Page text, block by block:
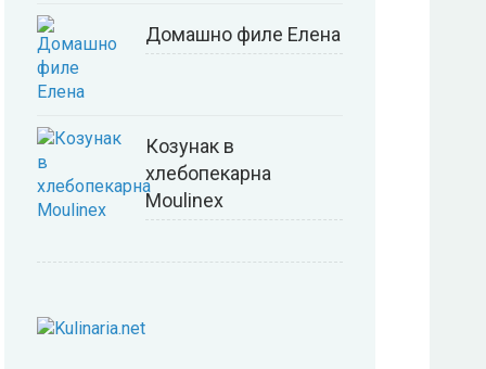
Домашно филе Елена
Козунак в
хлебопекарна
Moulinex